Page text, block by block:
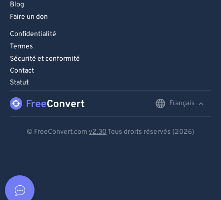
Blog
Faire un don
Confidentialité
Termes
Sécurité et conformité
Contact
Statut
Français
© FreeConvert.com v2.30 Tous droits réservés (2026)